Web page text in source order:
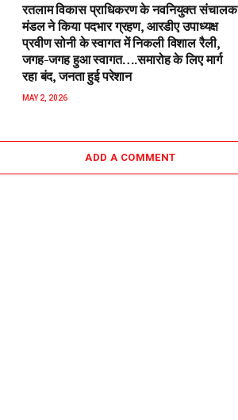
रतलाम विकास प्राधिकरण के नवनियुक्त संचालक
मंडल ने किया पदभार ग्रहण, आरडीए उपाध्यक्ष
प्रवीण सोनी के स्वागत में निकली विशाल रैली,
जगह-जगह हुआ स्वागत….समारोह के लिए मार्ग
रहा बंद, जनता हुई परेशान
MAY 2, 2026
ADD A COMMENT